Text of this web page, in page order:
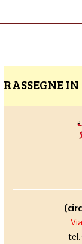
RASSEGNE IN
tel.